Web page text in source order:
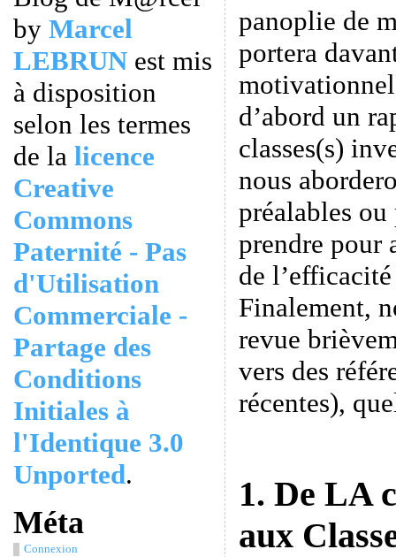
by Marcel
LEBRUNest mis
à disposition
selon les termes
de la licence
Creative
Commons
Paternité - Pas
d'Utilisation
Commerciale -
Partage des
Conditions
Initiales à
l'Identique 3.0
Unported.
Méta
Connexion
panoplie de
portera
d’abord un
classes(s)
nous
préalables
prendre pour
de
Finalement,
revue
vers des
récentes),
1. De LA
aux